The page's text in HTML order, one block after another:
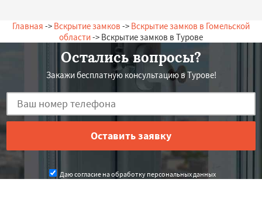
Главная -> Вскрытие замков -> Вскрытие замков в Гомельской
области-> Вскрытие замков в Турове
Остались вопросы?
Закажи бесплатную консультацию в Турове!
Даю согласие на обработку персональных данных